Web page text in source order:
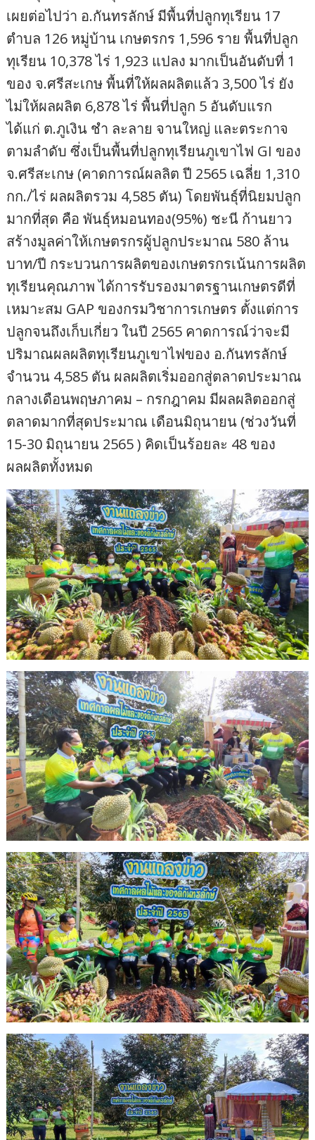
เผยต่อไปว่า อ.กันทรลักษ์ มีพื้นที่ปลูกทุเรียน 17
ตำบล 126 หมู่บ้าน เกษตรกร 1,596 ราย พื้นที่ปลูก
ทุเรียน 10,378 ไร่ 1,923 แปลง มากเป็นอันดับที่ 1
ของ จ.ศรีสะเกษ พื้นที่ให้ผลผลิตแล้ว 3,500 ไร่ ยัง
ไม่ให้ผลผลิต 6,878 ไร่ พื้นที่ปลูก 5 อันดับแรก
ได้แก่ ต.ภูเงิน ชำ ละลาย จานใหญ่ และตระกาจ
ตามลำดับ ซึ่งเป็นพื้นที่ปลูกทุเรียนภูเขาไฟ GI ของ
จ.ศรีสะเกษ (คาดการณ์ผลลิต ปี 2565 เฉลี่ย 1,310
กก./ไร่ ผลผลิตรวม 4,585 ตัน) โดยพันธุ์ที่นิยมปลูก
มากที่สุด คือ พันธุ์หมอนทอง(95%) ชะนี ก้านยาว
สร้างมูลค่าให้เกษตรกรผู้ปลูกประมาณ 580 ล้าน
บาท/ปี กระบวนการผลิตของเกษตรกรเน้นการผลิต
ทุเรียนคุณภาพ ได้การรับรองมาตรฐานเกษตรดีที่
เหมาะสม GAP ของกรมวิชาการเกษตร ตั้งแต่การ
ปลูกจนถึงเก็บเกี่ยว ในปี 2565 คาดการณ์ว่าจะมี
ปริมาณผลผลิตทุเรียนภูเขาไฟของ อ.กันทรลักษ์
จำนวน 4,585 ตัน ผลผลิตเริ่มออกสู่ตลาดประมาณ
กลางเดือนพฤษภาคม – กรกฎาคม มีผลผลิตออกสู่
ตลาดมากที่สุดประมาณ เดือนมิถุนายน (ช่วงวันที่
15-30 มิถุนายน 2565 ) คิดเป็นร้อยละ 48 ของ
ผลผลิตทั้งหมด